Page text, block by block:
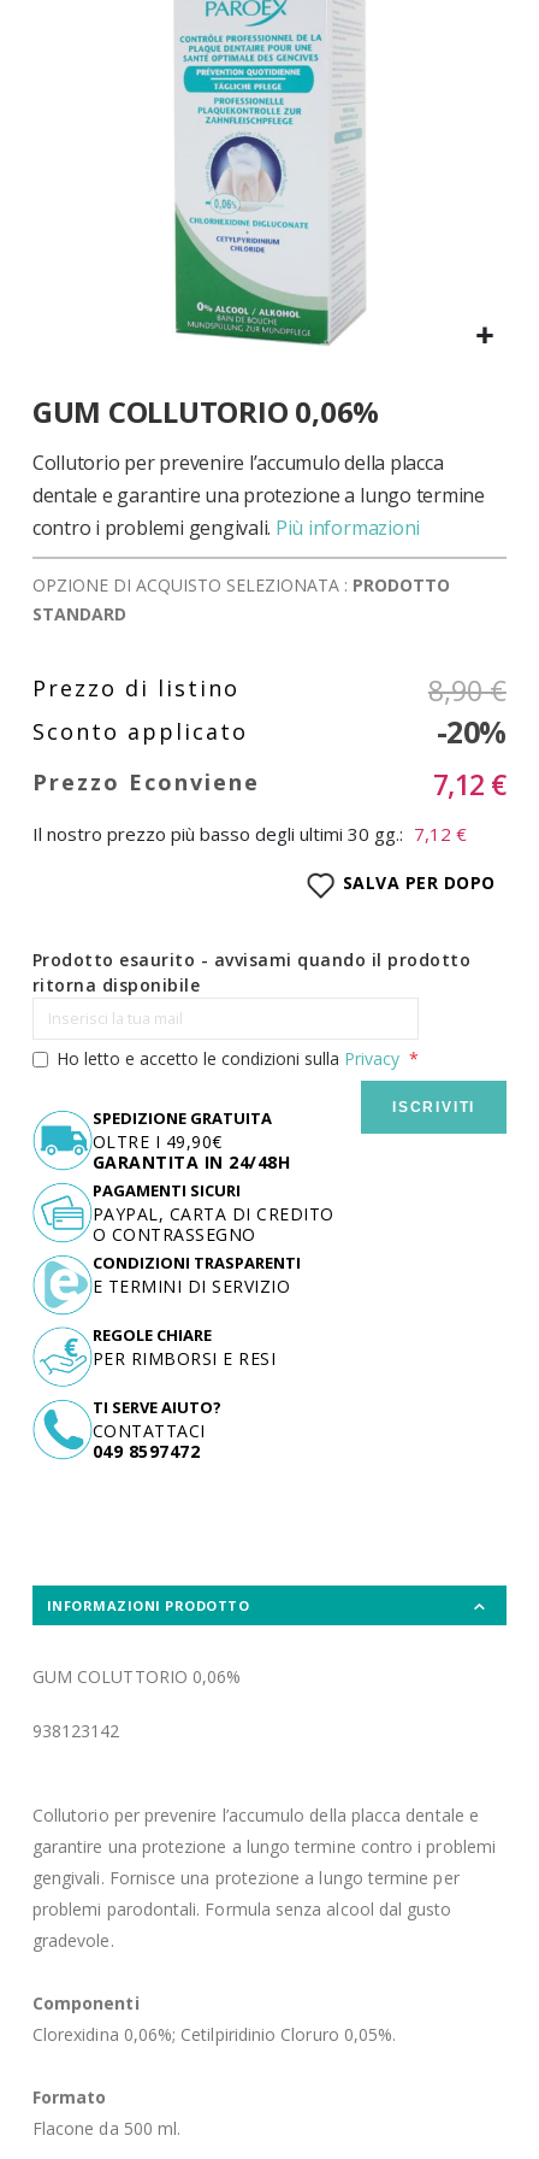
all'inizio
galleria
di
immagini
GUM COLLUTORIO 0,06%
Collutorio per prevenire l’accumulo della placca
dentale e garantire una protezione a lungo termine
contro i problemi gengivali. Più informazioni
OPZIONE DI ACQUISTO SELEZIONATA : PRODOTTO
STANDARD
8,90 €
-20%
7,12 €
Il nostro prezzo più basso degli ultimi 30 gg.: 7,12 €
SALVA PER DOPO
Prodotto esaurito - avvisami quando il prodotto
ritorna disponibile
Ho letto e accetto le condizioni sulla Privacy
ISCRIVITI
SPEDIZIONE GRATUITA
OLTRE I 49,90€
GARANTITA IN 24/48H
TI SERVE AIUTO?
CONTATTACI
049 8597472
PAGAMENTI SICURI
PAYPAL, CARTA DI CREDITO
O CONTRASSEGNO
CONDIZIONI TRASPARENTI
E TERMINI DI SERVIZIO
REGOLE CHIARE
PER RIMBORSI E RESI
INFORMAZIONI PRODOTTO
GUM COLUTTORIO 0,06%
938123142
Collutorio per prevenire l’accumulo della placca dentale e
garantire una protezione a lungo termine contro i problemi
gengivali. Fornisce una protezione a lungo termine per
problemi parodontali. Formula senza alcool dal gusto
gradevole.
Componenti
Clorexidina 0,06%; Cetilpiridinio Cloruro 0,05%.
Formato
Flacone da 500 ml.